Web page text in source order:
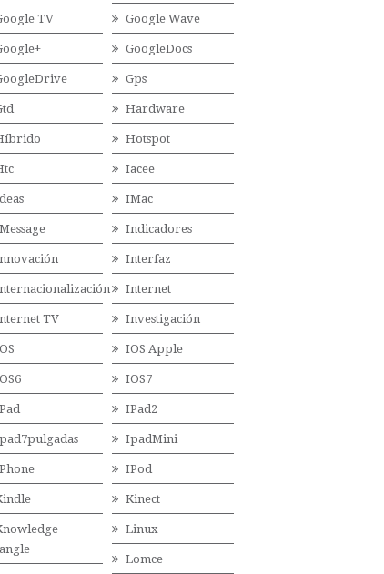
TV Google Wave
GoogleDocs
Gps
Hardware
Hotspot
Iacee
IMac
Indicadores
Interfaz
Internet
TV Investigación
IOS Apple
IOS7
IPad2
IpadMini
IPod
Kinect
Linux
Lomce